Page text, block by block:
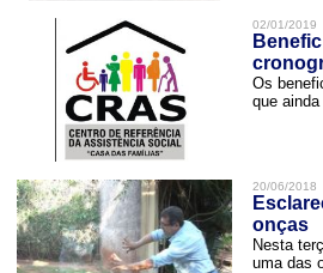
02/01/2019
Os
que
20/06/2018
onças
Nesta
uma das